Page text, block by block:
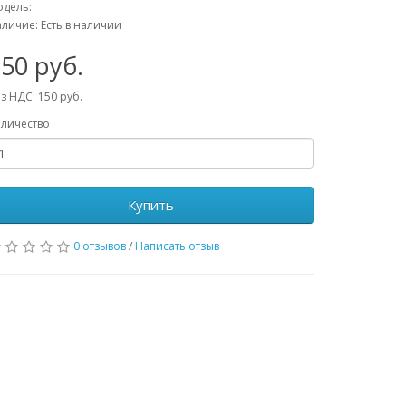
Есть в наличии
руб.
НДС: 150 руб.
Купить
0 отзывов/ Написать отзыв